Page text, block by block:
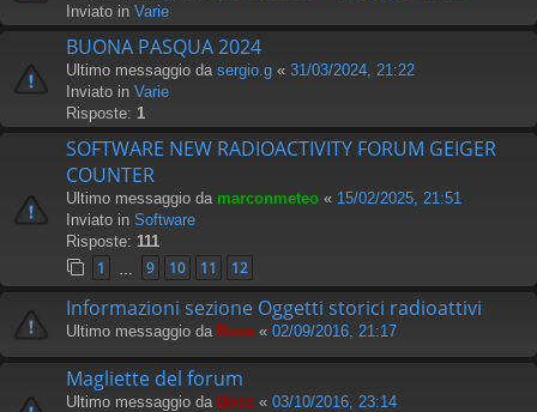
Inviato in Varie
BUONA PASQUA 2024
Ultimo messaggio da sergio.g « 31/03/2024, 21:22
Inviato in Varie
Risposte: 1
SOFTWARE NEW RADIOACTIVITY FORUM GEIGER
COUNTER
Ultimo messaggio da marconmeteo « 15/02/2025, 21:51
Inviato in Software
Risposte: 111
1 9 10 11 12
Informazioni sezione Oggetti storici radioattivi
Ultimo messaggio da Boss « 02/09/2016, 21:17
Magliette del forum
Ultimo messaggio da Boss « 03/10/2016, 23:14